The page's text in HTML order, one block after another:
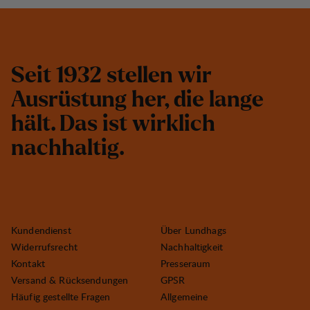
Seit 1932 stellen wir
Ausrüstung her, die lange
hält. Das ist wirklich
nachhaltig.
Kundendienst
Widerrufsrecht
Kontakt
Versand & Rücksendungen
Häufig gestellte Fragen
Über Lundhags
Nachhaltigkeit
Presseraum
GPSR
Allgemeine